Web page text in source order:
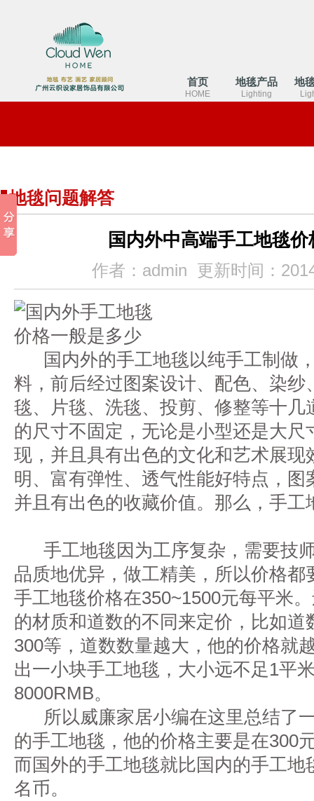
首页
HOME
地毯产品
Lighting
地
地毯问题解答
国内外中高端手工地毯
作者：admin 更新时间：
国内外的手工地毯以纯手工制做
料，前后经过图案设计、配色、染纱
毯、片毯、洗毯、投剪、修整等十
的尺寸不固定，无论是小型还是大
现，并且具有出色的文化和艺术展
明、富有弹性、透气性能好特点，
并且有出色的收藏价值。那么，手工
手工地毯因为工序复杂，需要技
品质地优异，做工精美，所以价格
手工地毯价格在350~1500元每平米
的材质和道数的不同来定价，比如道
300等，道数数量越大，他的价格就
出一小块手工地毯，大小远不足1平
8000RMB。
所以威廉家居小编在这里总结了
的手工地毯，他的价格主要是在300
而国外的手工地毯就比国内的手工地
名币。